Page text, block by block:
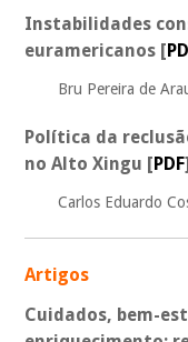
Instabilidades
euramericanos [
Bru Pereira de
Política da
no Alto Xingu [PDF
Carlos Eduardo
Artigos
Cuidados, bem-